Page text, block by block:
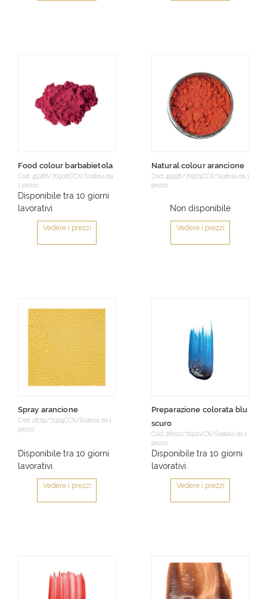
Food colour barbabietola
Cod: 49186/70908CCX/Scatola da
1 pezzo
Disponibile tra 10 giorni
lavorativi.
Vedere i prezzi
Natural colour arancione
Cod: 49196/70901CCX/Scatola da 1
pezzo
Non disponibile
Vedere i prezzi
Spray arancione
Cod: 28741/71124CCX/Scatola da 1
pezzo
Disponibile tra 10 giorni
lavorativi.
Vedere i prezzi
Preparazione colorata blu
scuro
Cod: 26010/71101VCX/Scatola da 1
pezzo
Disponibile tra 10 giorni
lavorativi.
Vedere i prezzi